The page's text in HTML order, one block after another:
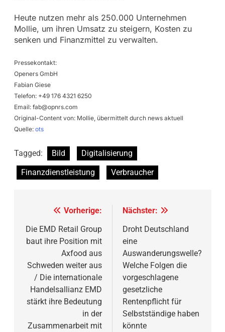
Heute nutzen mehr als 250.000 Unternehmen
Mollie, um ihren Umsatz zu steigern, Kosten zu
senken und Finanzmittel zu verwalten.
Pressekontakt:
Openers GmbH
Fabian Giese
Telefon: +49 176 4321 6250
Email: fab@opnrs.com
Original-Content von: Mollie, übermittelt durch news aktuell
Quelle: ots
Tagged: Bild
Digitalisierung
Finanzdienstleistung
Verbraucher
Beitragsnavigation
Vorherige:
Die EMD Retail Group
baut ihre Position mit
Axfood aus
Schweden weiter aus
/ Die internationale
Handelsallianz EMD
stärkt ihre Bedeutung
in der
Zusammenarbeit mit
Nächster:
Droht Deutschland
eine
Auswanderungswelle?
Welche Folgen die
vorgeschlagene
gesetzliche
Rentenpflicht für
Selbstständige haben
könnte